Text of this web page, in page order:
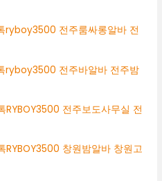
ryboy3500 전주룸싸롱알바 전
ryboy3500 전주바알바 전주밤
전주보도사무실 전
창원밤알바 창원고